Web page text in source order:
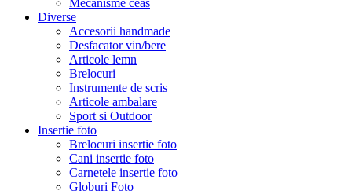
Mecanisme ceas
Diverse
Accesorii handmade
Desfacator vin/bere
Articole lemn
Brelocuri
Instrumente de scris
Articole ambalare
Sport si Outdoor
Insertie foto
Brelocuri insertie foto
Cani insertie foto
Carnetele insertie foto
Globuri Foto